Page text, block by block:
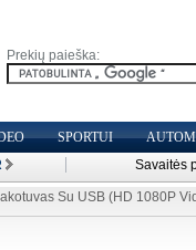
Prekių paieška:
SPORTUI
Savaitės
Su USB (HD 1080P